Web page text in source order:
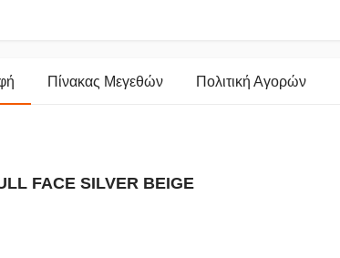
Πίνακας Μεγεθών Πολιτική Αγορών
FACE SILVER BEIGE